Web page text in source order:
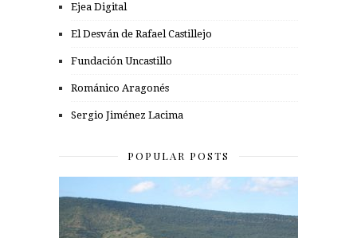
Ejea Digital
El Desván de Rafael Castillejo
Fundación Uncastillo
Románico Aragonés
Sergio Jiménez Lacima
POPULAR POSTS